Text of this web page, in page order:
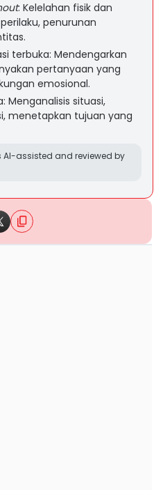
: Kelelahan fisik dan
penurunan
terbuka: Mendengarkan
pertanyaan yang
emosional.
Menganalisis situasi,
menetapkan tujuan yang
assisted and reviewed by